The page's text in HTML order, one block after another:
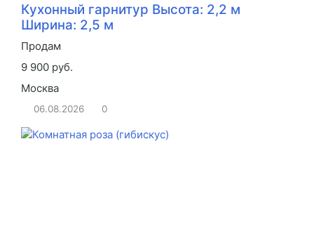
Кухонный гарнитур Высота: 2,2 м
Ширина: 2,5 м
Продам
9 900 руб.
Москва
06.08.2026 0